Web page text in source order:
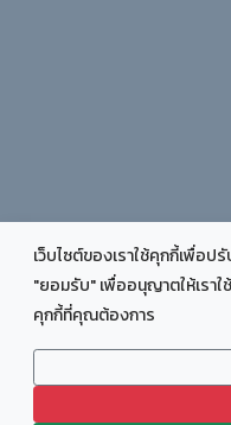
COPYRIGHT © 2025
RAJABHAT
DEV
เว็บไซต์ของเราใช้คุกกี้เพื่อ
"ยอมรับ" เพื่ออนุญาตให้เรา
คุกกี้ที่คุณต้องการ